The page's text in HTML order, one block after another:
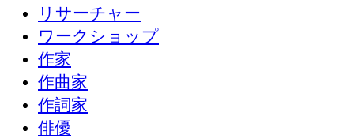
リサーチャー
ワークショップ
作家
作曲家
作詞家
俳優